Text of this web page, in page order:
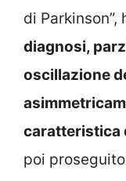
di
diagnosi,
oscillazione
caratteristica
poi